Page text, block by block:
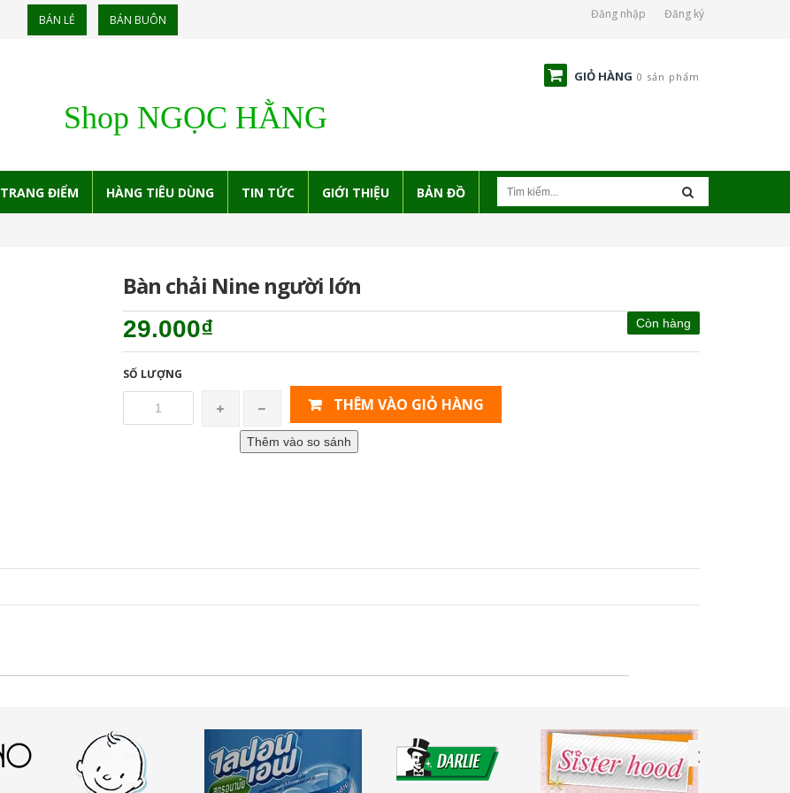
BÁN LẺ BÁN BUÔN Đăng nhập Đăng ký
Shop NGỌC HẰNG
GIỎ HÀNG 0 sản phẩm
TRANG ĐIỂM HÀNG TIÊU DÙNG TIN TỨC GIỚI THIỆU BẢN ĐỒ
Bàn chải Nine người lớn
Còn hàng
29.000₫
SỐ LƯỢNG
THÊM VÀO GIỎ HÀNG